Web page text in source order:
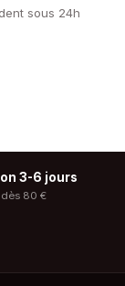
sous 24h
3-6 jours
80 €